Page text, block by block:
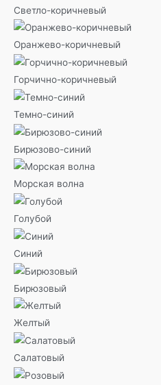
Светло-коричневый
Оранжево-коричневый
Горчично-коричневый
Темно-синий
Бирюзово-синий
Морская волна
Голубой
Синий
Бирюзовый
Желтый
Салатовый